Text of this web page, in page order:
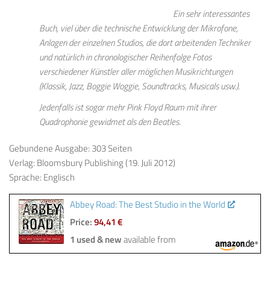
Ein sehr interessantes
Buch, viel über die technische Entwicklung der Mikrofone,
Anlagen der einzelnen Studios, die dort arbeitenden Techniker
und natürlich in chronologischer Reihenfolge Fotos
verschiedener Künstler aller möglichen Musikrichtungen
(Klassik, Jazz, Boggie Woggie, Soundtracks, Musicals usw.).
Jedenfalls ist sogar mehr Pink Floyd Raum mit ihrer
Quadrophonie gewidmet als den Beatles.
Gebundene Ausgabe: 303 Seiten
Verlag: Bloomsbury Publishing (19. Juli 2012)
Sprache: Englisch
Abbey Road: The Best Studio in the World
Price:94,41 €
1 used & newavailable from